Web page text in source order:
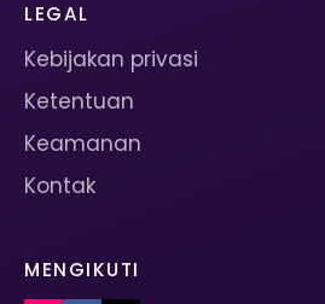
LEGAL
Kebijakan privasi
Ketentuan
Keamanan
Kontak
MENGIKUTI